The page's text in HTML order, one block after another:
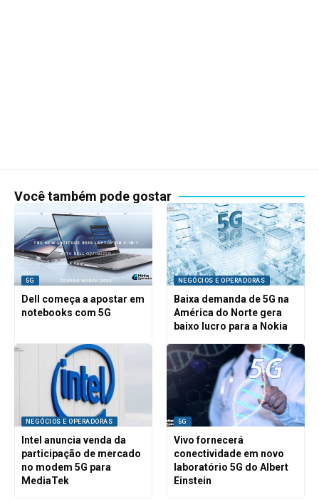
Você também pode gostar
5G
Dell começa a apostar em
notebooks com 5G
NEGÓCIOS E OPERADORAS
Baixa demanda de 5G na
América do Norte gera
baixo lucro para a Nokia
NEGÓCIOS E OPERADORAS
Intel anuncia venda da
participação de mercado
no modem 5G para
MediaTek
5G
Vivo fornecerá
conectividade em novo
laboratório 5G do Albert
Einstein